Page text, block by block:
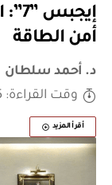
أمن الطاقة
د. أحمد سلطان
وقت القراءة: 25 دقيقة
أقرأ المزيد